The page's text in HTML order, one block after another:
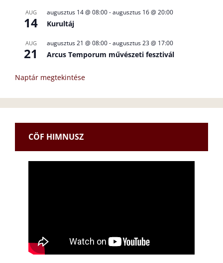
AUG
14
augusztus 14 @ 08:00-augusztus 16 @ 20:00
Kurultáj
AUG
21
augusztus 21 @ 08:00-augusztus 23 @ 17:00
Arcus Temporum művészeti fesztivál
Naptár megtekintése
CÖF HIMNUSZ